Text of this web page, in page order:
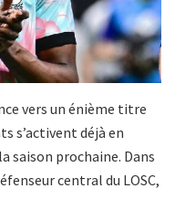
vers un énième titre
s’activent déjà en
saison prochaine. Dans
central du LOSC,